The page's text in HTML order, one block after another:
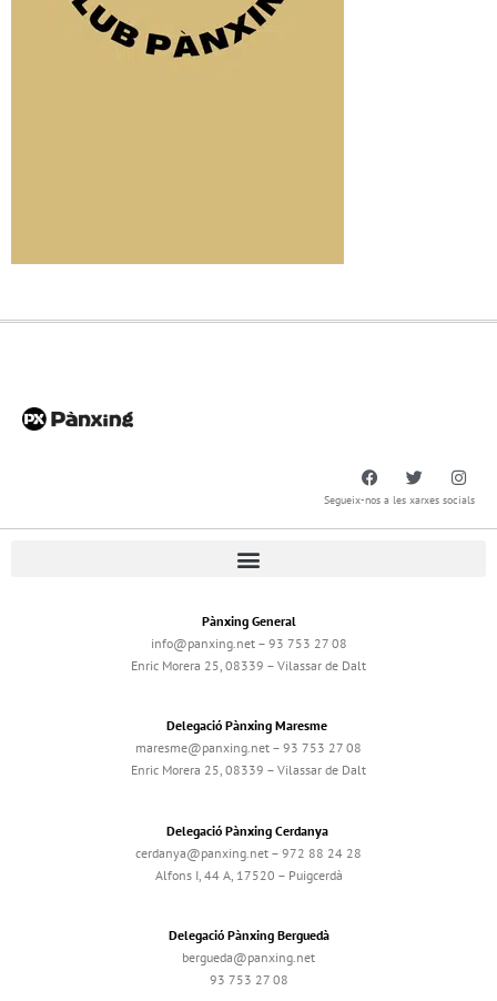
Segueix-nos a les xarxes socials
Pànxing General
info@panxing.net – 93 753 27 08
Enric Morera 25, 08339 – Vilassar de Dalt
Delegació Pànxing Maresme
maresme@panxing.net – 93 753 27 08
Enric Morera 25, 08339 – Vilassar de Dalt
Delegació Pànxing Cerdanya
cerdanya@panxing.net – 972 88 24 28
Alfons I, 44 A, 17520 – Puigcerdà
Delegació Pànxing Berguedà
bergueda@panxing.net
93 753 27 08